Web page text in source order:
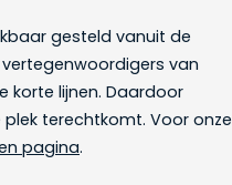
gesteld vanuit de
van
korte lijnen. Daardoor
terechtkomt. Voor onze
pagina.